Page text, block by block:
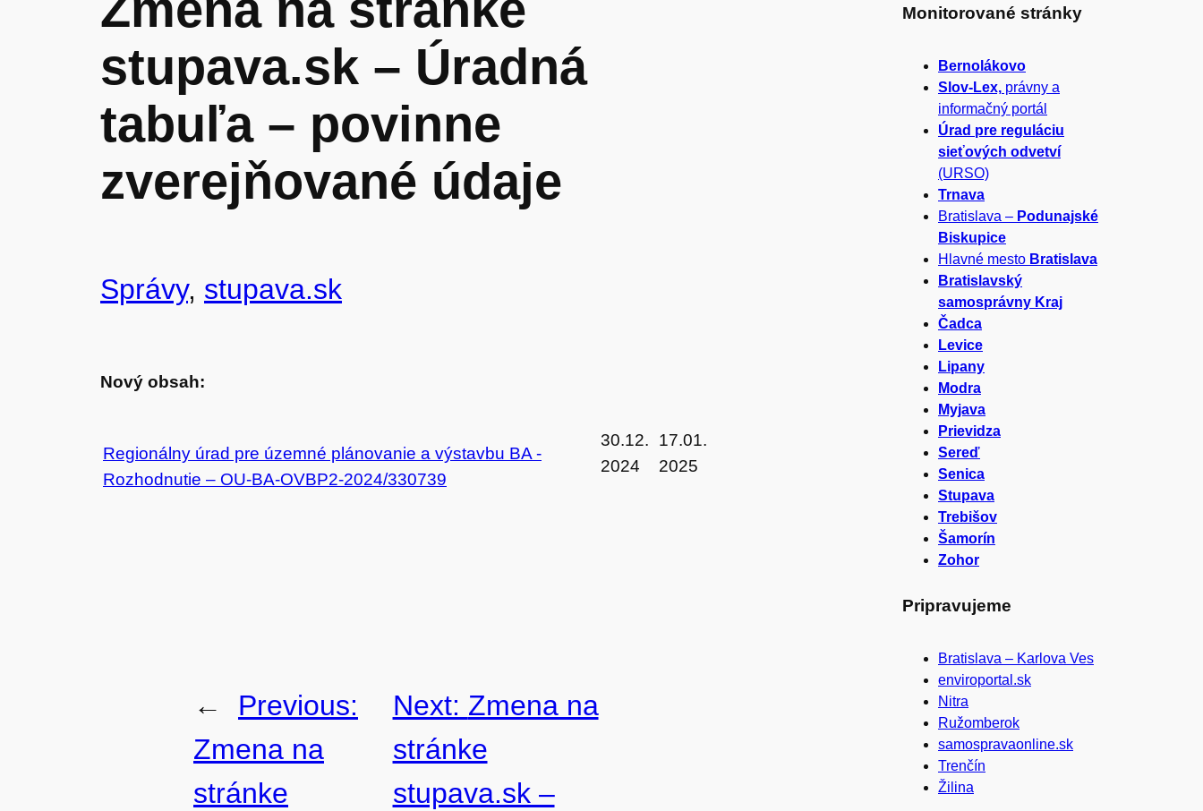
stupava.sk – Úradná
tabuľa – povinne
zverejňované údaje
Správy, stupava.sk
Nový obsah:
Regionálny úrad pre územné plánovanie a výstavbu BA -
Rozhodnutie – OU-BA-OVBP2-2024/330739
30.12.
2024
17.01.
2025
←
Previous:
Zmena na
stránke
Next: Zmena na
stránke
stupava.sk –
ľ
Monitorované stránky
Bernolákovo
Slov-Lex, právny a
informačný portál
Úrad pre reguláciu
sieťových odvetví
(URSO)
Trnava
Bratislava – Podunajské
Biskupice
Hlavné mesto Bratislava
Bratislavský
samosprávny Kraj
Čadca
Levice
Lipany
Modra
Myjava
Prievidza
Sereď
Senica
Stupava
Trebišov
Šamorín
Zohor
Pripravujeme
Bratislava – Karlova Ves
enviroportal.sk
Nitra
Ružomberok
samospravaonline.sk
Trenčín
Žilina